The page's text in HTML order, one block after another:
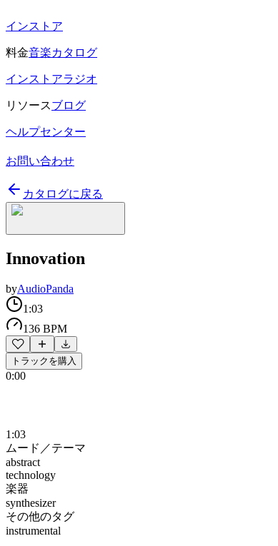
インストア
料金音楽カタログ
インストアラジオ
リソースブログ
ヘルプセンター
お問い合わせ
カタログに戻る
Innovation
byAudioPanda
1:03
136 BPM
トラックを購入
0:00
1:03
ムード／テーマ
abstract
technology
楽器
synthesizer
その他のタグ
instrumental